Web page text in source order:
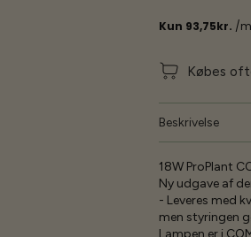
Købes
Beskrivelse
18W ProPlant
Ny udgave af
- Leveres med
men styringen
Lampen er i